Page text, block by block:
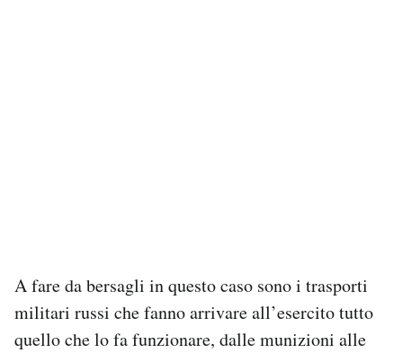
A fare da bersagli in questo caso sono i trasporti
militari russi che fanno arrivare all’esercito tutto
quello che lo fa funzionare, dalle munizioni alle